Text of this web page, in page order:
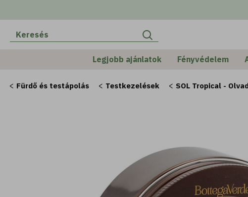
Legjobb ajánlatok Fényvédelem
Fürdő és testápolás Testkezelések SOL Tropical -